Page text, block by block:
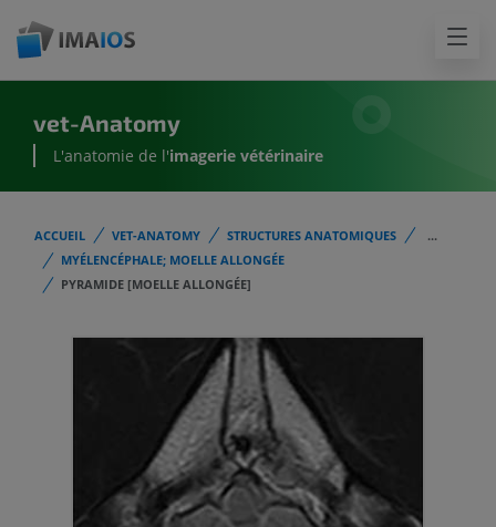
vet-Anatomy
L'anatomie de l'imagerie vétérinaire
ACCUEIL VET-ANATOMY STRUCTURES ANATOMIQUES
...
MYÉLENCÉPHALE; MOELLE ALLONGÉE
PYRAMIDE [MOELLE ALLONGÉE]